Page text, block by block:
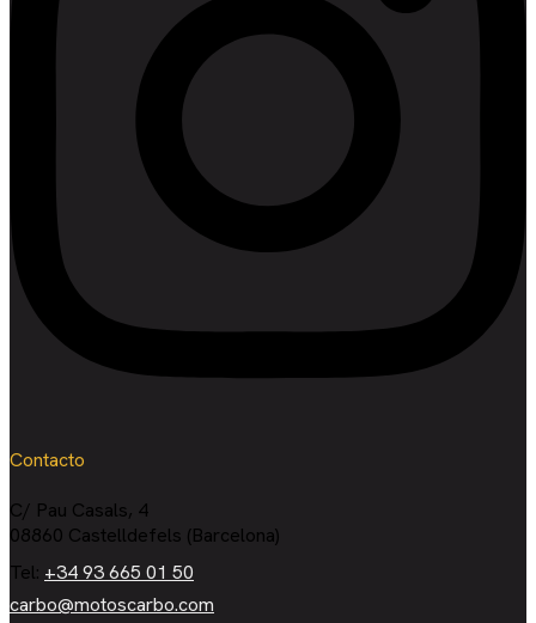
Contacto
C/ Pau Casals, 4
08860 Castelldefels (Barcelona)
Tel: +34 93 665 01 50
carbo@motoscarbo.com